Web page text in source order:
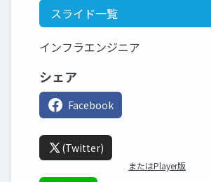
スライド一覧
インフラエンジニア
シェア
Facebook
(Twitter)
またはPlayer版